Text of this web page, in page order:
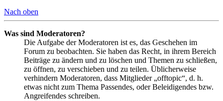
Nach oben
Was sind Moderatoren?
Die Aufgabe der Moderatoren ist es, das Geschehen im
Forum zu beobachten. Sie haben das Recht, in ihrem Bereich
Beiträge zu ändern und zu löschen und Themen zu schließen,
zu öffnen, zu verschieben und zu teilen. Üblicherweise
verhindern Moderatoren, dass Mitglieder „offtopic“, d. h.
etwas nicht zum Thema Passendes, oder Beleidigendes bzw.
Angreifendes schreiben.